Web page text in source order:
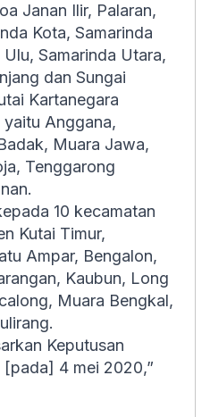
Janan Ilir, Palaran,
Kota, Samarinda
Samarinda Utara,
dan Sungai
Kartanegara
Anggana,
Muara Jawa,
Tenggarong
10 kecamatan
Kutai Timur,
Ampar, Bengalon,
Kaubun, Long
Muara Bengkal,
Keputusan
4 mei 2020,”